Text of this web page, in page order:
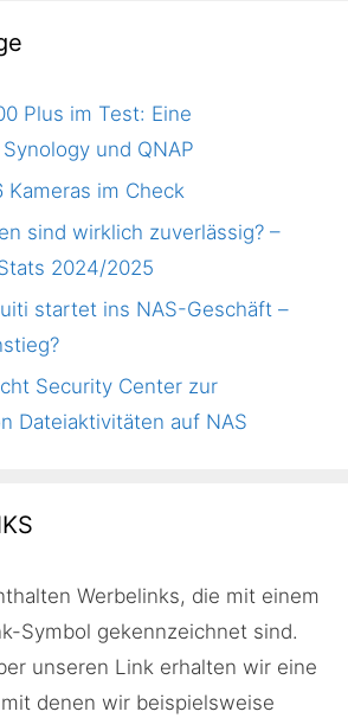
Plus im Test: Eine
und QNAP
im Check
sind wirklich zuverlässig? –
2024/2025
startet ins NAS-Geschäft –
Security Center zur
Dateiaktivitäten auf NAS
Werbelinks, die mit einem
Symbol gekennzeichnet sind.
unseren Link erhalten wir eine
denen wir beispielsweise